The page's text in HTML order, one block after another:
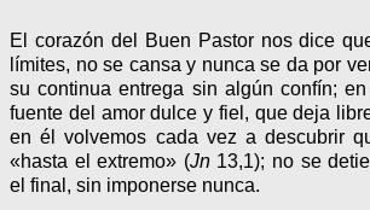
El corazón del Buen Pastor nos dice
límites, no se cansa y nunca se da por
su continua entrega sin algún confín;
fuente del amor dulce y fiel, que deja
en él volvemos cada vez a descubrir
«hasta el extremo» (Jn13,1); no se
el final, sin imponerse nunca.